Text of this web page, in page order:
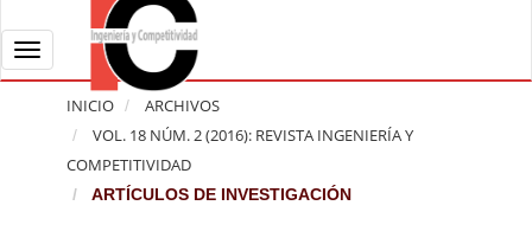
Toggle navigation
INICIO
ARCHIVOS
VOL. 18 NÚM. 2 (2016): REVISTA INGENIERÍA Y
COMPETITIVIDAD
ARTÍCULOS DE INVESTIGACIÓN